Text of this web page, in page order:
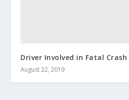
Driver Involved in Fatal
August 22, 2019